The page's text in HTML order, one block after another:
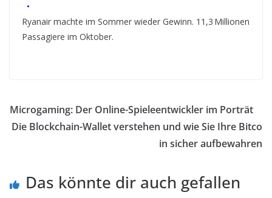
•
Ryanair machte im Sommer wieder Gewinn. 11,3 Millionen
Passagiere im Oktober.
Microgaming: Der Online-Spieleentwickler im Porträt
Die Blockchain-Wallet verstehen und wie Sie Ihre Bitco
in sicher aufbewahren
Das könnte dir auch gefallen